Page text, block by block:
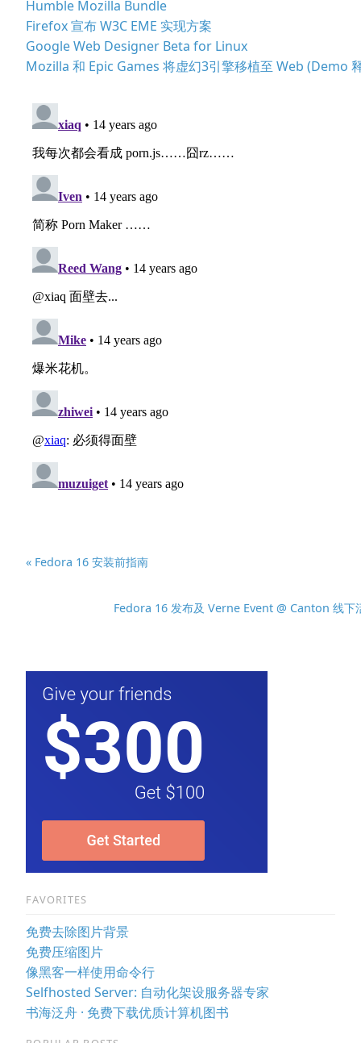
Humble Mozilla Bundle
Firefox 宣布 W3C EME 实现方案
Google Web Designer Beta for Linux
Mozilla 和 Epic Games 将虚幻3引擎移植至 Web (Demo
« Fedora 16 安装前指南
Fedora 16 发布及 Verne Event @ Canton 线下
FAVORITES
免费去除图片背景
免费压缩图片
像黑客一样使用命令行
Selfhosted Server: 自动化架设服务器专家
书海泛舟 · 免费下载优质计算机图书